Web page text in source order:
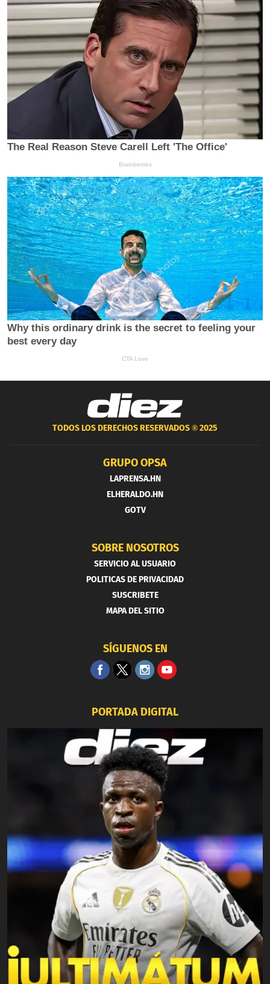
TODOS LOS DERECHOS RESERVADOS ®2025
GRUPO OPSA
LAPRENSA.HN
ELHERALDO.HN
GOTV
SOBRE NOSOTROS
SERVICIO AL USUARIO
POLITICAS DE PRIVACIDAD
SUSCRIBETE
MAPA DEL SITIO
SÍGUENOS EN
PORTADA DIGITAL